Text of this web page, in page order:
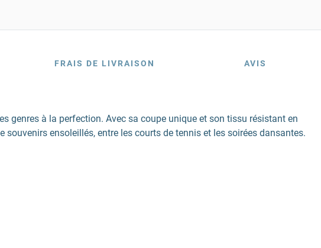
FRAIS DE LIVRAISON AVIS
genres à la perfection. Avec sa coupe unique et son tissu résistant en
ensoleillés, entre les courts de tennis et les soirées dansantes.